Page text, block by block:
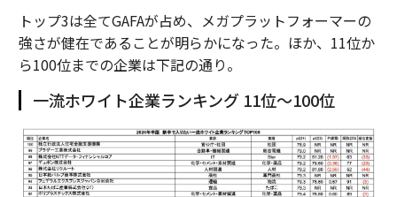
トップ3は全てGAFAが占め、メガプラットフォーマーの
強さが健在であることが明らかになった。ほか、11位か
ら100位までの企業は下記の通り。
一流ホワイト企業ランキング 11位〜100位